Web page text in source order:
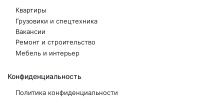
Квартиры
Грузовики и спецтехника
Вакансии
Ремонт и строительство
Мебель и интерьер
Конфиденциальность
Политика конфиденциальности